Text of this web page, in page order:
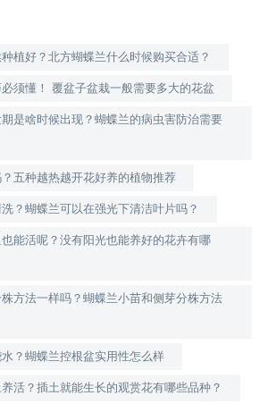
植好？北方蝴蝶兰什么时候购买合适？
须懂！ 覆盆子盆栽一般需要多大的花盆
是啥时候出现？蝴蝶兰的病虫害防治需要
五种越热越开花好养的植物推荐
？蝴蝶兰可以在强光下清洁叶片吗？
能活呢？没有阳光也能养好的花卉有哪
方法一样吗？蝴蝶兰小苗和侧芽分株方法
？蝴蝶兰控根盆实用性怎么样
活？插土就能生长的观赏花有哪些品种？